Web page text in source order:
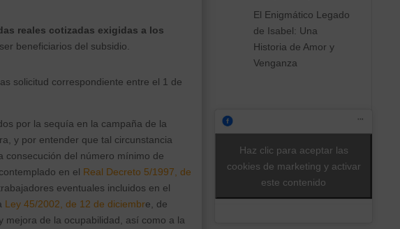
reales cotizadas exigidas a los
beneficiarios del subsidio.
solicitud correspondiente entre el 1 de
por la sequía en la campaña de la
y por entender que tal circunstancia
consecución del número mínimo de
en el Real Decreto 5/1997, de
eventuales incluidos en el
Ley 45/2002, de 12 de diciembre, de
mejora de la ocupabilidad, así como a la
El Enigmático Legado
de Isabel: Una
Historia de Amor y
Venganza
Haz clic para aceptar las
cookies de marketing y activar
este contenido